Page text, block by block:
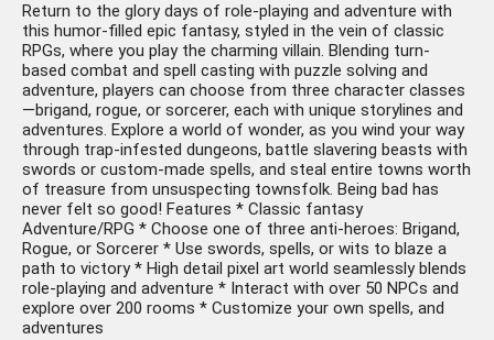
Return to the glory days of role-playing and adventure with
this humor-filled epic fantasy, styled in the vein of classic
RPGs, where you play the charming villain. Blending turn-
based combat and spell casting with puzzle solving and
adventure, players can choose from three character classes
—brigand, rogue, or sorcerer, each with unique storylines and
adventures. Explore a world of wonder, as you wind your way
through trap-infested dungeons, battle slavering beasts with
swords or custom-made spells, and steal entire towns worth
of treasure from unsuspecting townsfolk. Being bad has
never felt so good! Features * Classic fantasy
Adventure/RPG * Choose one of three anti-heroes: Brigand,
Rogue, or Sorcerer * Use swords, spells, or wits to blaze a
path to victory * High detail pixel art world seamlessly blends
role-playing and adventure * Interact with over 50 NPCs and
explore over 200 rooms * Customize your own spells, and
adventures